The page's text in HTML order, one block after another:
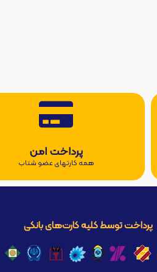
پرداخت امن
همه کارتهای عضو شتاب
پرداخت توسط کلیه کارت‌های بانکی